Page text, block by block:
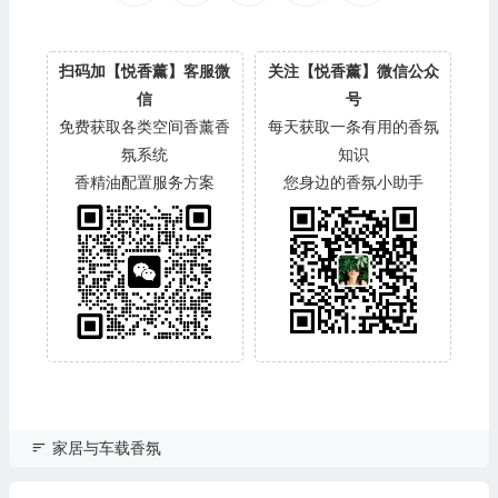
扫码加【悦香薰】客服微
信
免费获取各类空间香薰香
氛系统
香精油配置服务方案
关注【悦香薰】微信公众
号
每天获取一条有用的香氛
知识
您身边的香氛小助手
家居与车载香氛